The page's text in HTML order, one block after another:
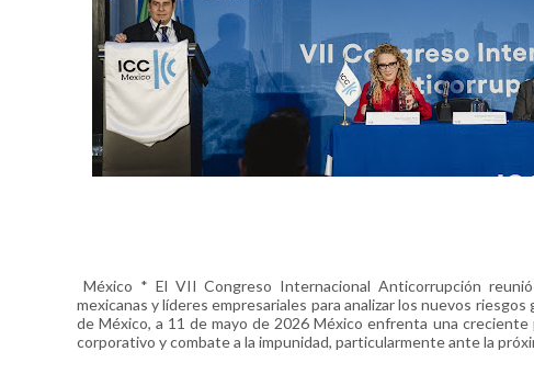
México * El VII Congreso Internacional Anticorrupción
mexicanas y líderes empresariales para analizar los nuevos
de México, a 11 de mayo de 2026 México enfrenta una
corporativo y combate a la impunidad, particularmente ante la